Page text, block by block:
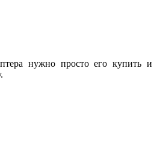
нужно просто его купить и